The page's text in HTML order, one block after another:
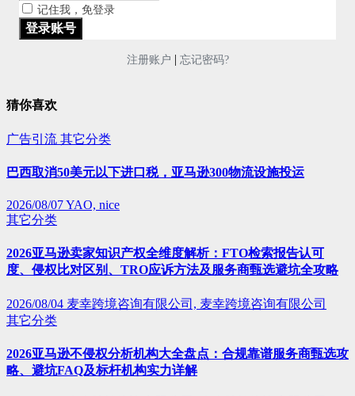
记住我，免登录
注册账户 | 忘记密码?
猜你喜欢
广告引流 其它分类
巴西取消50美元以下进口税，亚马逊300物流设施投运
2026/08/07YAO, nice
其它分类
2026亚马逊卖家知识产权全维度解析：FTO检索报告认可
度、侵权比对区别、TRO应诉方法及服务商甄选避坑全攻略
2026/08/04 麦幸跨境咨询有限公司, 麦幸跨境咨询有限公司
其它分类
2026亚马逊不侵权分析机构大全盘点：合规靠谱服务商甄选攻
略、避坑FAQ及标杆机构实力详解